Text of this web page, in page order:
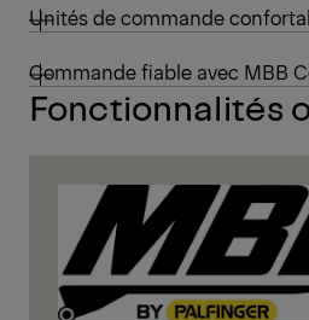
Unités de commande
Commande fiable avec MBB
Fonctionnalités